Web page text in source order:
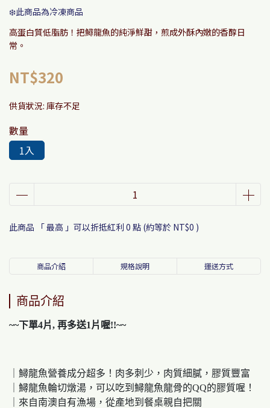
❄️此商品為冷凍商品
高蛋白質低脂肪！把鱘龍魚的純淨鮮甜，煎成外酥內嫩的香醇日
常。
NT$320
供貨狀況: 庫存不足
數量
1入
此商品 「 最高 」可以折抵紅利 0 點 (約等於 NT$0 )
商品介紹 規格說明 運送方式
商品介紹
~~下單4片, 再多送1片喔!!~~
｜鱘龍魚營養成分超多！肉多刺少，肉質細膩，膠質豐富
｜鱘龍魚輪切燉湯，可以吃到鱘龍魚龍骨的QQ的膠質喔！
｜來自南澳自有漁場，從產地到餐桌親自把關